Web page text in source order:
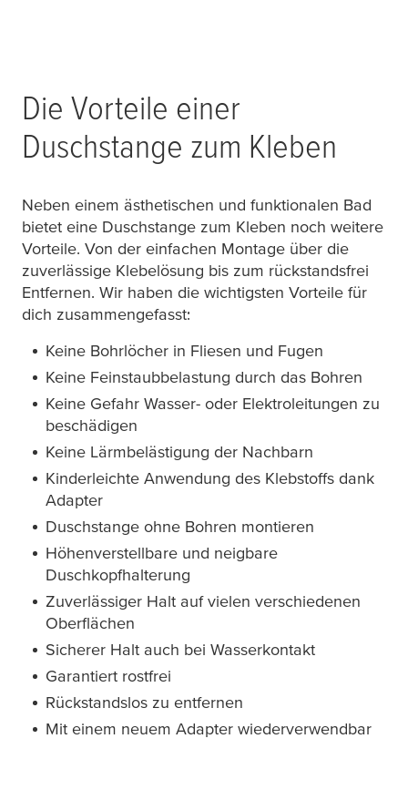
Die Vorteile einer
Duschstange zum Kleben
Neben einem ästhetischen und funktionalen Bad
bietet eine Duschstange zum Kleben noch weitere
Vorteile. Von der einfachen Montage über die
zuverlässige Klebelösung bis zum rückstandsfrei
Entfernen. Wir haben die wichtigsten Vorteile für
dich zusammengefasst:
Keine Bohrlöcher in Fliesen und Fugen
Keine Feinstaubbelastung durch das Bohren
Keine Gefahr Wasser- oder Elektroleitungen zu
beschädigen
Keine Lärmbelästigung der Nachbarn
Kinderleichte Anwendung des Klebstoffs dank
Adapter
Duschstange ohne Bohren montieren
Höhenverstellbare und neigbare
Duschkopfhalterung
Zuverlässiger Halt auf vielen verschiedenen
Oberflächen
Sicherer Halt auch bei Wasserkontakt
Garantiert rostfrei
Rückstandslos zu entfernen
Mit einem neuem Adapter wiederverwendbar